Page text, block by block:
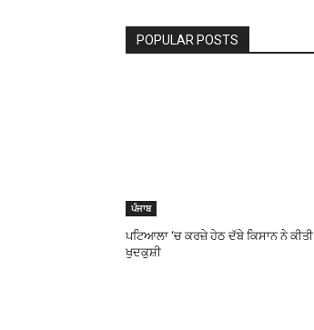
POPULAR POSTS
ਪੰਜਾਬ
ਪਟਿਆਲਾ ‘ਚ ਕਰਜ਼ੇ ਹੇਠ ਦੱਬੇ ਕਿਸਾਨ ਨੇ ਕੀਤੀ
ਖੁਦਕੁਸ਼ੀ